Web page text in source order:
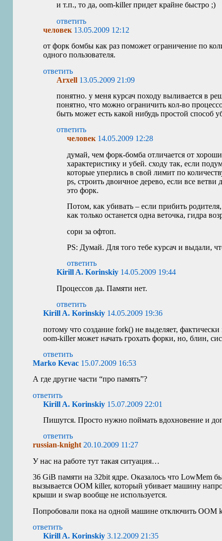
и т.п., то да, oom-killer придет крайне быстро ;)
ответить
человек 13.05.2009 12:12
от форк бомбы как раз поможет ограничение по
одного пользователя.
ответить
Arxell 13.05.2009 21:09
понятно. у меня курсач походу выливается в
понятно, что можно ограничить кол-во
быть может есть какой нибудь простой способ
ответить
человек 14.05.2009 12:28
думай, чем форк-бомба отличается от
характеристику и убей. сходу так, если
которые уперлись в свой лимит по
ps, строить двоичное дерево, если все
это форк.
Потом, как убивать – если прибить
как только останется одна веточка, гидра
сори за офтоп.
PS: Думай. Для того тебе курсач и выдали,
ответить
Kirill A. Korinskiy 14.05.2009 19:44
Процессов да. Памяти нет.
ответить
Kirill A. Korinskiy 14.05.2009 19:36
потому что создание fork() не выделяет,
oom-killer может начать грохать форки, но, блин,
ответить
Marko Kevac 15.07.2009 16:53
А где другие части “про память”?
ответить
Kirill A. Korinskiy 15.07.2009 22:01
Пишутся. Просто нужно поймать вдохновение и
ответить
russian-knight20.10.2009 11:27
У нас на работе тут такая ситуация…
36 GiB памяти на 32bit ядре. Оказалось что LowMem
вызываетсяOOM killer, который убивает машину
крыши и swap вообще не используется.
Попробовали пока на одной машине отключитьOOM
ответить
Kirill A. Korinskiy 3.12.2009 21:35